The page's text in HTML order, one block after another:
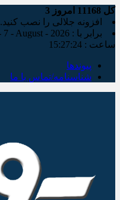
کل امروز 3
افزونه جلالی را نصب کنید.
برابر با : Friday - 7 - August - 2026
ساعت : 15:27:25
پیوندها
شناسنامه/تماس با ما